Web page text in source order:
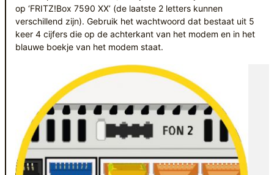
op ‘FRITZ!Box 7590 XX’ (de laatste 2 letters kunnen
verschillend zijn). Gebruik het wachtwoord dat bestaat uit 5
keer 4 cijfers die op de achterkant van het modem en in het
blauwe boekje van het modem staat.